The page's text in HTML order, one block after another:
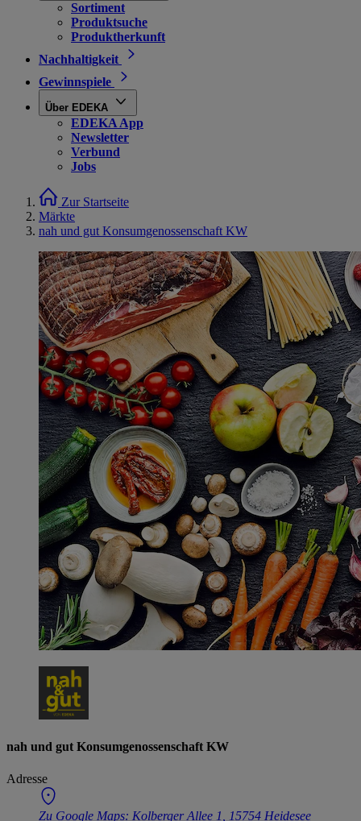
Sortiment
Produktsuche
Produktherkunft
Nachhaltigkeit
Gewinnspiele
Über EDEKA
EDEKA App
Newsletter
Verbund
Jobs
Zur Startseite
Märkte
nah und gut Konsumgenossenschaft KW
nah und gut Konsumgenossenschaft KW
Adresse
Zu Google Maps: Kolberger Allee 1, 15754 Heidesee